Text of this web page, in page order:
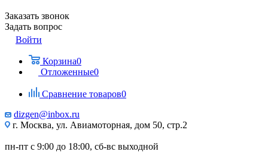
Заказать звонок
Задать вопрос
Войти
Корзина0
Отложенные0
Сравнение товаров0
dizgen@inbox.ru
г. Москва, ул. Авиамоторная, дом 50, стр.2
пн-пт с 9:00 до 18:00, сб-вс выходной